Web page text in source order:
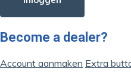
Become a dealer?
Account aanmaken Extra